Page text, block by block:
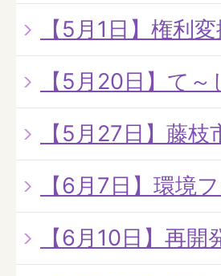
【5月1日】権利
【5月20日】て
【5月27日】藤
【6月7日】環境
【6月10日】再